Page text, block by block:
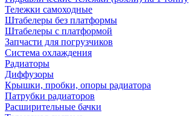
Тележки самоходные
Штабелеры без платформы
Штабелеры с платформой
Запчасти для погрузчиков
Система охлаждения
Радиаторы
Диффузоры
Крышки, пробки, опоры радиатора
Патрубки радиаторов
Расширительные бачки